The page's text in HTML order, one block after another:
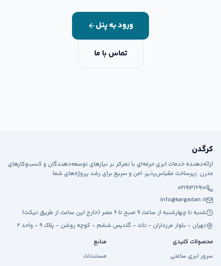
ورود به پنل
تماس با ما
کرگدن
ارائه‌دهنده خدمات ابری حرفه‌ای با تمرکز بر نیازهای توسعه‌دهندگان و کسب‌وکارهای
مدرن. زیرساخت مقیاس‌پذیر، امن و سریع برای رشد پروژه‌های شما.
۰۲۱۹۱۳۱۶۹۱۰
info@kargadan.ir
شنبه تا چهارشنبه از ساعت ۹ صبح تا ۶ عصر (خارج این ساعت از طریق تیکت)
تهران - بلوار مرزداران - تات - گلدیس ششم - کوچه روشن - پلاک ۹ - واحد ۲
محصولات کلیدی
سرور ابری ساعتی
منابع
مستندات